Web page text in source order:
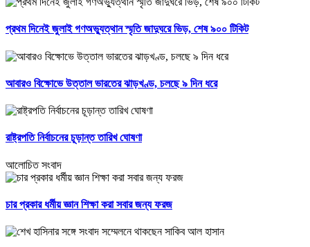
প্রথম দিনেই জুলাই গণঅভ্যুত্থান স্মৃতি জাদুঘরে ভিড়, শেষ ৯০০ টিকিট
আবারও বিক্ষোভে উত্তাল ভারতের ঝাড়খণ্ড, চলছে ৯ দিন ধরে
রাষ্ট্রপতি নির্বাচনের চূড়ান্ত তারিখ ঘোষণা
আলোচিত সংবাদ
চার প্রকার ধর্মীয় জ্ঞান শিক্ষা করা সবার জন্য ফরজ